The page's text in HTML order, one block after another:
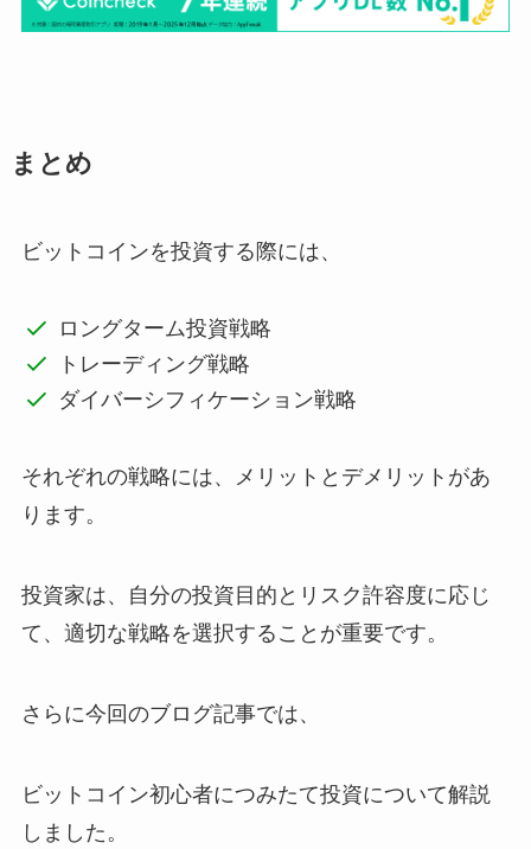
まとめ
ビットコインを投資する際には、
ロングターム投資戦略
トレーディング戦略
ダイバーシフィケーション戦略
それぞれの戦略には、メリットとデメリットがあ
ります。
投資家は、自分の投資目的とリスク許容度に応じ
て、適切な戦略を選択することが重要です。
さらに今回のブログ記事では、
ビットコイン初心者につみたて投資について解説
しました。